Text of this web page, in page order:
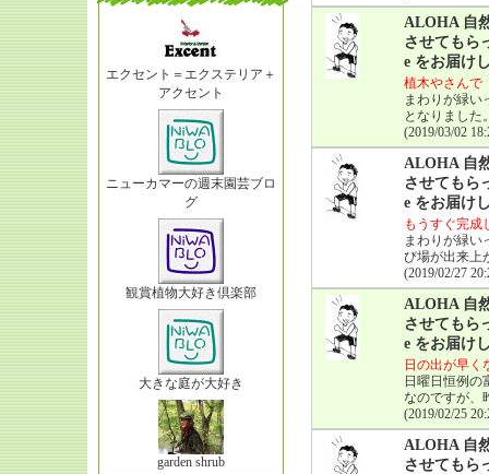
エクセント＝エクステリア＋
アクセント
ニューカマーの週末園芸ブロ
グ
観賞植物大好き倶楽部
大きな庭が大好き
garden shrub
ALOHA 自
させてもら
e をお届け
植木やさんで
まわりが緑い
となりまし
(2019/03/02
ALOHA 自
させてもら
e をお届け
もうすぐ完成
まわりが緑い
び場が出来上
(2019/02/27
ALOHA 自
させてもら
e をお届け
日の出が早く
日曜日恒例の
なのですが、
(2019/02/25
ALOHA 自
させてもら